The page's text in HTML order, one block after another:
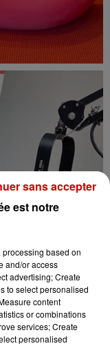
est notre
based on
and/or access
advertising; Create
to select personalised
content
or combinations
services; Create
personalised
sans accepter